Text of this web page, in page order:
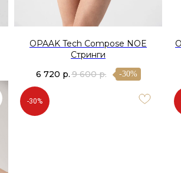
OPAAK Tech Compose NOE
Стринги
6 720 р.9 600 р. -30%
-30%